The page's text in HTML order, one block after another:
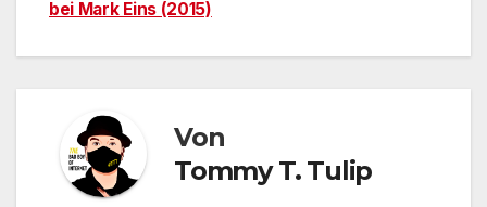
bei Mark Eins (2015)
Von
Tommy T. Tulip